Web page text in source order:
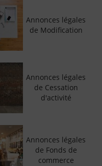
Annonces légales
de Modification
Annonces légales
de Cessation
d'activité
Annonces légales
de Fonds de
commerce